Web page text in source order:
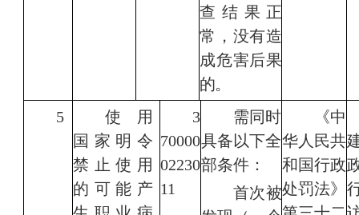
查结果正
常，没有造
成危害后果
的。
5
使用
国家明令
禁止使用
的可能产
3
70000
02230
11
需同时
具备以下全
部条件：
首次被
《中
华人民共
和国行政
处罚法》